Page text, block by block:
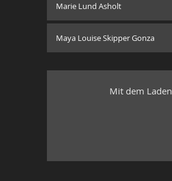
Marie Lund Asholt
Maya Louise Skipper Gonza
Mit dem